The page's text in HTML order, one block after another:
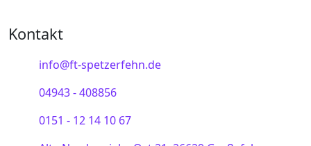
Kontakt
info@ft-spetzerfehn.de
04943 - 408856
0151 - 12 14 10 67